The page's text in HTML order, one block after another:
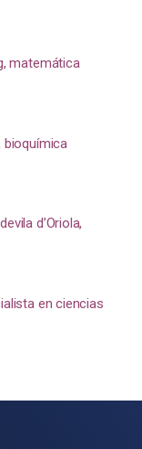
matemática
bioquímica
d’Oriola,
en ciencias